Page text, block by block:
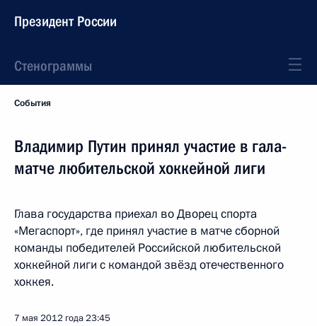
Президент России
Стенограммы
События
Владимир Путин принял участие в гала-
матче любительской хоккейной лиги
Глава государства приехал во Дворец спорта
«Мегаспорт», где принял участие в матче сборной
команды победителей Российской любительской
хоккейной лиги с командой звёзд отечественного
хоккея.
7 мая 2012 года23:45